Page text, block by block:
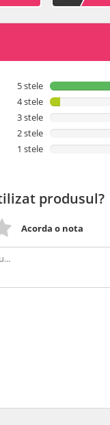
5 stele
4 stele
3 stele
2 stele
1 stele
produsul?
Acorda o nota